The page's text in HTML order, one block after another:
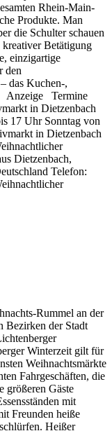
Rhein-Main-
Produkte. Man
die Schulter schauen
Betätigung
einzigartige
den
das Kuchen-,
Anzeige Termine
in Dietzenbach
17 Uhr Sonntag von
in Dietzenbach
Dietzenbach,
Telefon:
Rummel an der
Bezirken der Stadt
Winterzeit gilt für
Weihnachtsmärkte
Fahrgeschäften, die
größeren Gäste
mit
Freunden heiße
Heißer